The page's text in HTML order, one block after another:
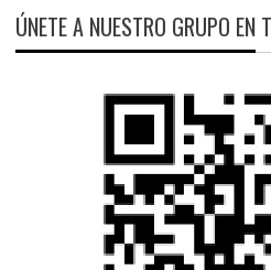
ÚNETE A NUESTRO GRUPO EN